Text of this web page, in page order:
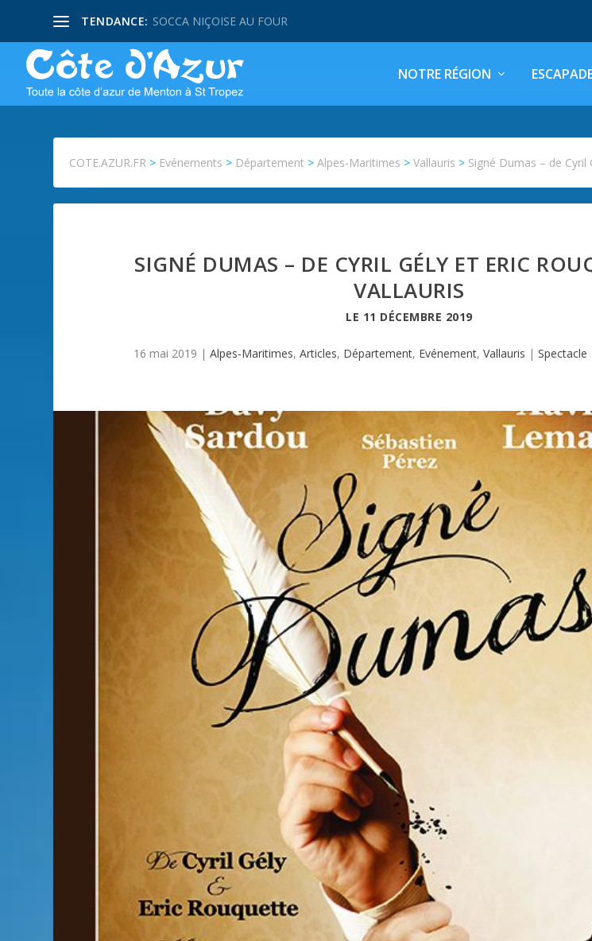
TENDANCE: SOCCA NIÇOISE AU FOUR
NOTRE RÉGION
COTE.AZUR.FR > Evénements > Département >Alpes-Maritimes >Vallauris > Signé Dumas – de Cyril
SIGNÉ DUMAS – DE CYRIL GÉLY ET ERIC
VALLAURIS
LE 11 DÉCEMBRE 2019
16 mai 2019 |Alpes-Maritimes,Articles, Département, Evénement,Vallauris |Spectacle